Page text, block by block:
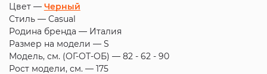
Цвет — Черный
Стиль — Casual
Родина бренда — Италия
Размер на модели — S
Модель, см. (ОГ-ОТ-ОБ) — 82 - 62 - 90
Рост модели, см. — 175